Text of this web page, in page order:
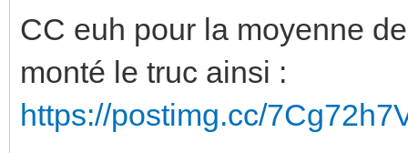
CC euh pour la moyenne
monté le truc ainsi :
https://postimg.cc/